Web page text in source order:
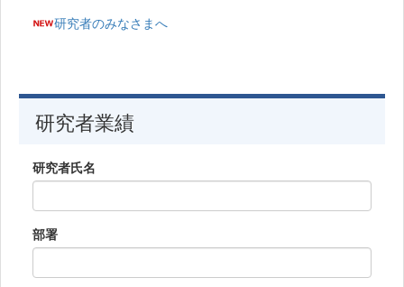
研究者のみなさまへ
研究者業績
研究者氏名
部署